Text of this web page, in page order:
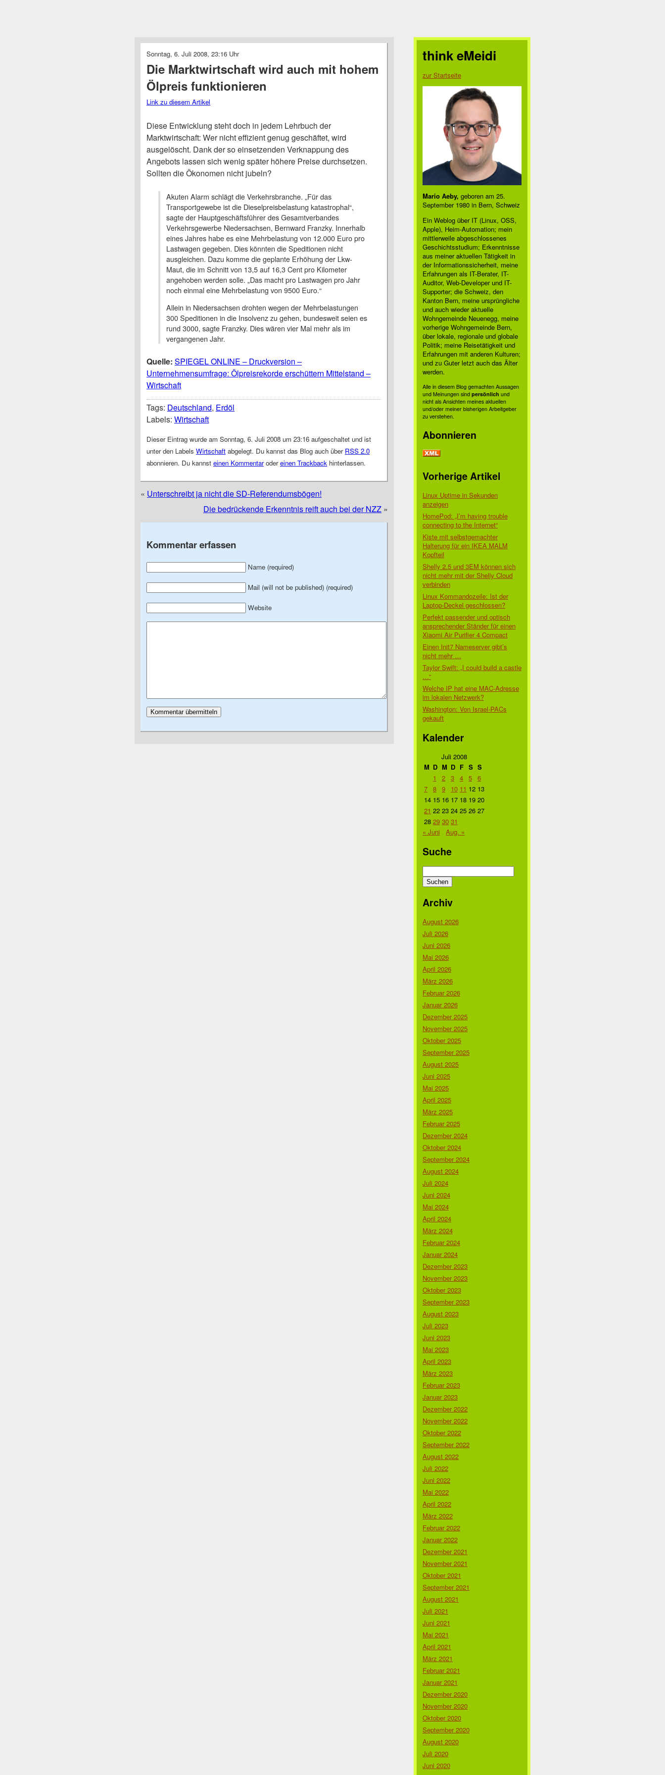
Sonntag, 6. Juli 2008, 23:16 Uhr
Die Marktwirtschaft wird auch mit hohem
Ölpreis funktionieren
Link zu diesem Artikel
Diese Entwicklung steht doch in jedem Lehrbuch der
Marktwirtschaft: Wer nicht effizient genug geschäftet, wird
ausgelöscht. Dank der so einsetzenden Verknappung des
Angebots lassen sich wenig später höhere Preise durchsetzen.
Sollten die Ökonomen nicht jubeln?
Akuten Alarm schlägt die Verkehrsbranche. „Für das
Transportgewebe ist die Dieselpreisbelastung katastrophal“,
sagte der Hauptgeschäftsführer des Gesamtverbandes
Verkehrsgewerbe Niedersachsen, Bernward Franzky. Innerhalb
eines Jahres habe es eine Mehrbelastung von 12.000 Euro pro
Lastwagen gegeben. Dies könnten die Speditionen nicht
ausgleichen. Dazu komme die geplante Erhöhung der Lkw-
Maut, die im Schnitt von 13,5 auf 16,3 Cent pro Kilometer
angehoben werden solle. „Das macht pro Lastwagen pro Jahr
noch einmal eine Mehrbelastung von 9500 Euro.“
Allein in Niedersachsen drohten wegen der Mehrbelastungen
300 Speditionen in die Insolvenz zu gehen, bundesweit seien es
rund 3000, sagte Franzky. Dies wären vier Mal mehr als im
vergangenen Jahr.
Quelle: SPIEGEL ONLINE – Druckversion –
Unternehmensumfrage: Ölpreisrekorde erschüttern Mittelstand –
Wirtschaft
Tags: Deutschland, Erdöl
Labels: Wirtschaft
Dieser Eintrag wurde am Sonntag, 6. Juli 2008 um 23:16 aufgeschaltet und ist
unter den Labels Wirtschaft abgelegt. Du kannst das Blog auch über RSS 2.0
abonnieren. Du kannst einen Kommentarodereinen Trackback hinterlassen.
« Unterschreibt ja nicht die SD-Referendumsbögen!
Die bedrückende Erkenntnis reift auch bei der NZZ »
Kommentar erfassen
Name (required)
Mail (will not be published) (required)
Website
think eMeidi
zur Startseite
Mario Aeby, geboren am 25.
September 1980 in Bern, Schweiz
Ein Weblog über IT (Linux, OSS,
Apple), Heim-Automation; mein
mittlerweile abgeschlossenes
Geschichtsstudium; Erkenntnisse
aus meiner aktuellen Tätigkeit in
der Informationssicherheit, meine
Erfahrungen als IT-Berater, IT-
Auditor, Web-Developer und IT-
Supporter; die Schweiz, den
Kanton Bern, meine ursprüngliche
und auch wieder aktuelle
Wohngemeinde Neuenegg, meine
vorherige Wohngemeinde Bern,
über lokale, regionale und globale
Politik; meine Reisetätigkeit und
Erfahrungen mit anderen Kulturen;
und zu Guter letzt auch das Älter
werden.
Alle in diesem Blog gemachten Aussagen
und Meinungen sind persönlich und
nicht als Ansichten meines aktuellen
und/oder meiner bisherigen Arbeitgeber
zu verstehen.
Abonnieren
Vorherige Artikel
Linux Uptime in Sekunden
anzeigen
HomePod: „I’m having trouble
connecting to the Internet“
Kiste mit selbstgemachter
Halterung für ein IKEA MALM
Kopfteil
Shelly 2.5 und 3EM können sich
nicht mehr mit der Shelly Cloud
verbinden
Linux Kommandozeile: Ist der
Laptop-Deckel geschlossen?
Perfekt passender und optisch
ansprechender Ständer für einen
Xiaomi Air Purifier 4 Compact
Einen Init7 Nameserver gibt’s
nicht mehr …
Taylor Swift: „I could build a castle
…“
Welche IP hat eine MAC-Adresse
im lokalen Netzwerk?
Washington: Von Israel-PACs
gekauft
Kalender
Juli 2008
M D M D F S S
1
2 3 4 5 6
7 8 9 10 11 12 13
14 15 16 17 18 19 20
21 22 23 24 25 26 27
28 29 30 31
« Juni
Aug. »
Suche
nach:
Archiv
August 2026
Juli 2026
Juni 2026
Mai 2026
April 2026
März 2026
Februar 2026
Januar 2026
Dezember 2025
November 2025
Oktober 2025
September 2025
August 2025
Juni 2025
Mai 2025
April 2025
März 2025
Februar 2025
Dezember 2024
Oktober 2024
September 2024
August 2024
Juli 2024
Juni 2024
Mai 2024
April 2024
März 2024
Februar 2024
Januar 2024
Dezember 2023
November 2023
Oktober 2023
September 2023
August 2023
Juli 2023
Juni 2023
Mai 2023
April 2023
März 2023
Februar 2023
Januar 2023
Dezember 2022
November 2022
Oktober 2022
September 2022
August 2022
Juli 2022
Juni 2022
Mai 2022
April 2022
März 2022
Februar 2022
Januar 2022
Dezember 2021
November 2021
Oktober 2021
September 2021
August 2021
Juli 2021
Juni 2021
Mai 2021
April 2021
März 2021
Februar 2021
Januar 2021
Dezember 2020
November 2020
Oktober 2020
September 2020
August 2020
Juli 2020
Juni 2020